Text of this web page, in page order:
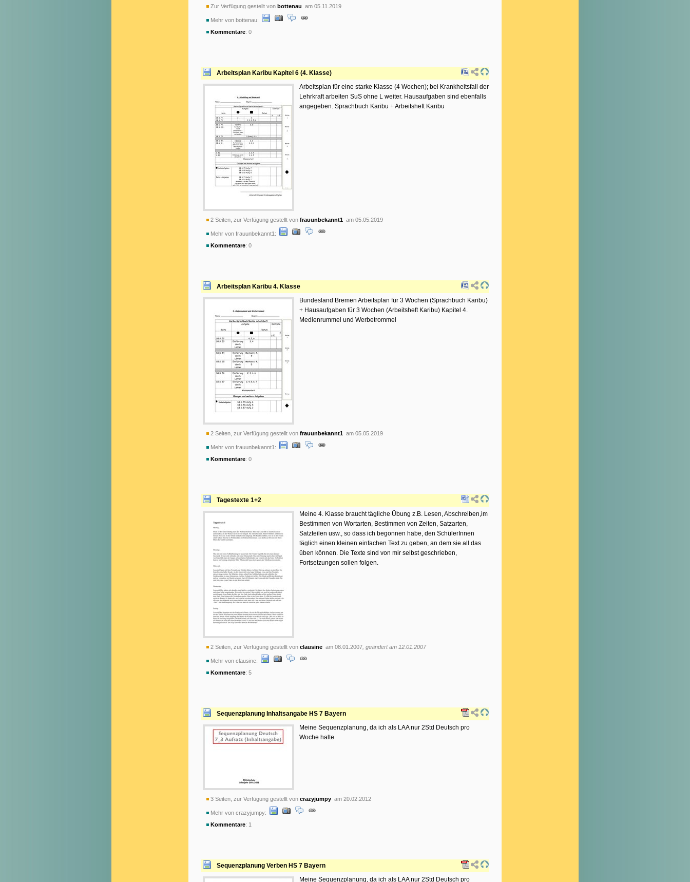
Zur Verfügung gestellt von bottenau am 05.11.2019
Mehr von bottenau:
Kommentare: 0
Arbeitsplan Karibu Kapitel 6 (4. Klasse)
Arbeitsplan für eine starke Klasse (4 Wochen); bei Krankheitsfall der
Lehrkraft arbeiten SuS ohne L weiter. Hausaufgaben sind ebenfalls
angegeben. Sprachbuch Karibu + Arbeitsheft Karibu
2 Seiten, zur Verfügung gestellt von frauunbekannt1 am 05.05.2019
Mehr von frauunbekannt1:
Kommentare: 0
Arbeitsplan Karibu 4. Klasse
Bundesland Bremen Arbeitsplan für 3 Wochen (Sprachbuch Karibu)
+ Hausaufgaben für 3 Wochen (Arbeitsheft Karibu) Kapitel 4.
Medienrummel und Werbetrommel
2 Seiten, zur Verfügung gestellt von frauunbekannt1 am 05.05.2019
Mehr von frauunbekannt1:
Kommentare: 0
Tagestexte 1+2
Meine 4. Klasse braucht tägliche Übung z.B. Lesen, Abschreiben,im
Bestimmen von Wortarten, Bestimmen von Zeiten, Satzarten,
Satzteilen usw., so dass ich begonnen habe, den SchülerInnen
täglich einen kleinen einfachen Text zu geben, an dem sie all das
üben können. Die Texte sind von mir selbst geschrieben,
Fortsetzungen sollen folgen.
2 Seiten, zur Verfügung gestellt von clausine am 08.01.2007 , geändert am 12.01.2007
Mehr von clausine:
Kommentare: 5
Sequenzplanung Inhaltsangabe HS 7 Bayern
Meine Sequenzplanung, da ich als LAA nur 2Std Deutsch pro
Woche halte
3 Seiten, zur Verfügung gestellt von crazyjumpy am 20.02.2012
Mehr von crazyjumpy:
Kommentare: 1
Sequenzplanung Verben HS 7 Bayern
Meine Sequenzplanung, da ich als LAA nur 2Std Deutsch pro